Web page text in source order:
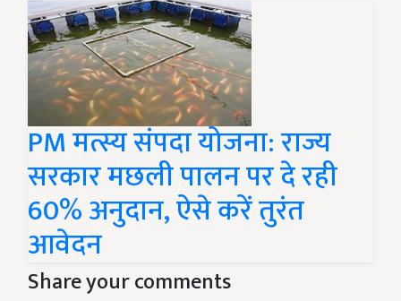
PM मत्स्य संपदा योजना: राज्य
सरकार मछली पालन पर दे रही
60% अनुदान, ऐसे करें तुरंत
आवेदन
Share your comments